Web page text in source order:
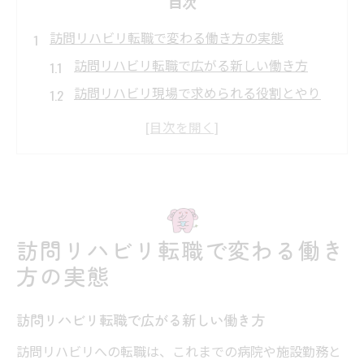
訪問リハビリ転職で変わる働き方の実態
訪問リハビリ転職で広がる新しい働き方
訪問リハビリ現場で求められる役割とやり
訪問リハビリと従来勤務の働き方比較ポイ
ント
訪問リハビリで高収入を実現する仕組みと
理由
訪問リハビリ転職で変わる働き
方の実態
訪問リハビリ転職で広がる新しい働き方
訪問リハビリへの転職は、これまでの病院や施設勤務と